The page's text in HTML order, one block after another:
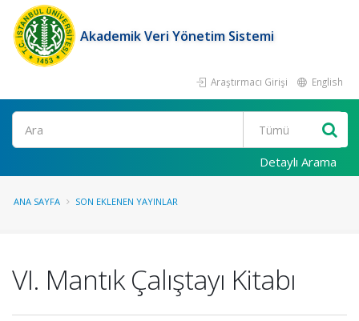
Akademik Veri Yönetim Sistemi
Araştırmacı Girişi English
Ara
Detaylı Arama
ANA SAYFA SON EKLENEN YAYINLAR
VI. Mantık Çalıştayı Kitabı